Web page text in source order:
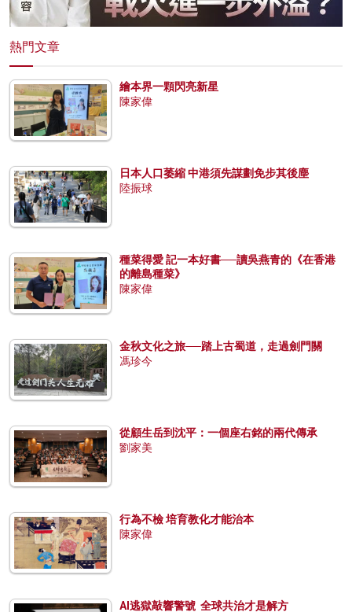
熱門文章
繪本界一顆閃亮新星
陳家偉
日本人口萎縮 中港須先謀劃免步其後塵
陸振球
種菜得愛 記一本好書──讀吳燕青的《在香港
的離島種菜》
陳家偉
金秋文化之旅──踏上古蜀道，走過劍門關
馮珍今
從顧生岳到沈平：一個座右銘的兩代傳承
劉家美
行為不檢 培育教化才能治本
陳家偉
AI逃獄敲響警號 全球共治才是解方